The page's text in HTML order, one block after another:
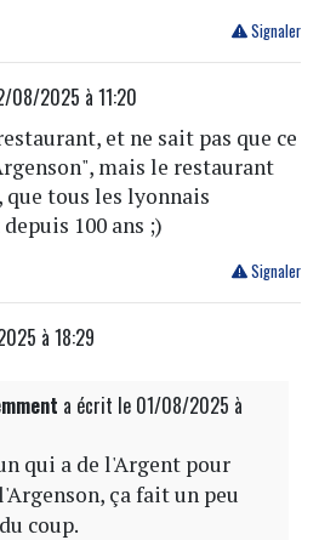
Signaler
2025 à 11:20
et ne sait pas que ce
mais le restaurant
que tous les lyonnais
100 ans ;)
Signaler
à 18:29
a écrit le 01/08/2025 à
qui a de l'Argent pour
ça fait un peu
coup.